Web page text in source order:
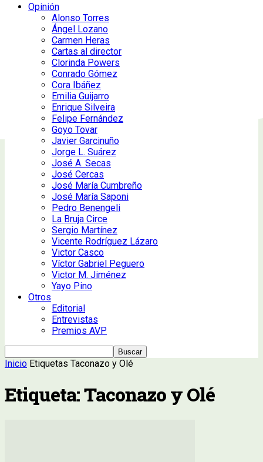
Opinión
Alonso Torres
Ángel Lozano
Carmen Heras
Cartas al director
Clorinda Powers
Conrado Gómez
Cora Ibáñez
Emilia Guijarro
Enrique Silveira
Felipe Fernández
Goyo Tovar
Javier Garcinuño
Jorge L. Suárez
José A. Secas
José Cercas
José María Cumbreño
José María Saponi
Pedro Benengeli
La Bruja Circe
Sergio Martínez
Vicente Rodríguez Lázaro
Victor Casco
Víctor Gabriel Peguero
Victor M. Jiménez
Yayo Pino
Otros
Editorial
Entrevistas
Premios AVP
Inicio Etiquetas Taconazo y Olé
Etiqueta: Taconazo y Olé